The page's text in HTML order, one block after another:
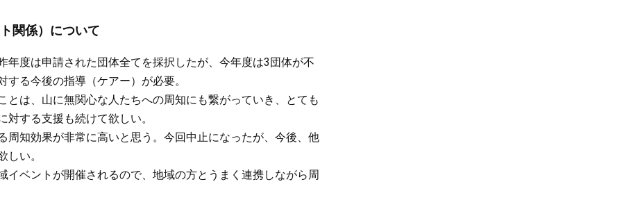
関係）について
年度は申請された団体全てを採択したが、今年度は3団体が不
る今後の指導（ケアー）が必要。
とは、山に無関心な人たちへの周知にも繋がっていき、とても
する支援も続けて欲しい。
周知効果が非常に高いと思う。今回中止になったが、今後、他
い。
イベントが開催されるので、地域の方とうまく連携しながら周